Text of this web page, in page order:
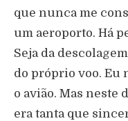
que nunca me
um aeroporto. Há
Seja da
do próprio voo. Eu
o avião. Mas neste
era tanta que